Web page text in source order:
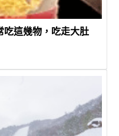
吃這幾物，吃走大肚